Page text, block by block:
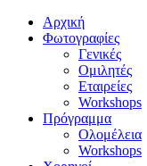
Αρχική
Φωτογραφίες
Γενικές
Ομιλητές
Εταιρείες
Workshops
Πρόγραμμα
Ολομέλεια
Workshops